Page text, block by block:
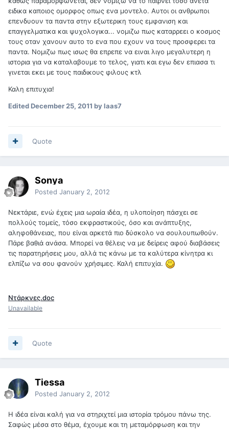
ειδικα καποιος ομορφος οπως ενα μοντελο. Αυτοι οι ανθρωποι
επενδυουν τα παντα στην εξωτερικη τους εμφανιση και
επαγγελματικα και ψυχολογικα... νομιζω πως καταρρεει ο κοσμος
τους οταν χανουν αυτο το ενα που εχουν να τους προσφερει τα
παντα. Νομιζω πως ισως θα επρεπε να ειναι λιγο μεγαλυτερη η
ιστορια για να καταλαβουμε το τελος, γιατι και εγω δεν επιασα τι
γινεται εκει με τους παιδικους φιλους κτλ
Καλη επιτυχια!
EditedDecember 25, 2011 by laas7
Quote
Sonya
Posted January 2, 2012
Νεκτάριε, ενώ έχεις μια ωραία ιδέα, η υλοποίηση πάσχει σε
πολλούς τομείς, τόσο εκφραστικούς, όσο και ανάπτυξης,
αληφοθάνειας, που είναι αρκετά πιο δύσκολο να σουλουπωθούν.
Πάρε βαθιά ανάσα. Μπορεί να θέλεις να με δείρεις αφού διαβάσεις
τις παρατηρήσεις μου, αλλά τις κάνω με τα καλύτερα κίνητρα κι
ελπίζω να σου φανούν χρήσιμες. Καλή επιτυχία.
Ντάρκνες.doc
Unavailable
Quote
Tiessa
Posted January 2, 2012
Η ιδέα είναι καλή για να στηριχτεί μια ιστορία τρόμου πάνω της.
Σαφώς μέσα στο θέμα, έχουμε και τη μεταμόρφωση και την